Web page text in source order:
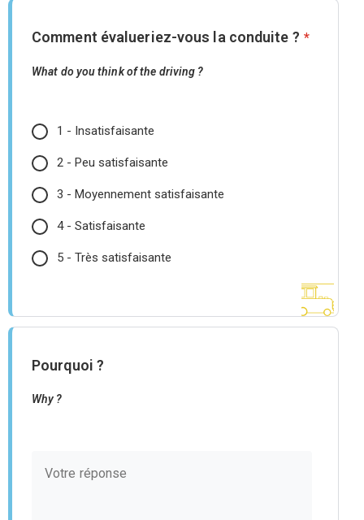
Comment évalueriez-vous la conduite ? *
What do you think of the driving ?
1 - Insatisfaisante
2 - Peu satisfaisante
3 - Moyennement satisfaisante
4 - Satisfaisante
5 - Très satisfaisante
Pourquoi ?
Why ?